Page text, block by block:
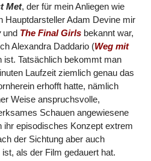
Met, der für mein Anliegen wie
Hauptdarsteller Adam Devine mir
und The Final Girlsbekannt war,
Alexandra Daddario (Weg mit
ist. Tatsächlich bekommt man
Laufzeit ziemlich genau das
erhofft hatte, nämlich
Weise anspruchsvolle,
Schauen angewiesene
ihr episodisches Konzept extrem
der Sichtung aber auch
als der Film gedauert hat.